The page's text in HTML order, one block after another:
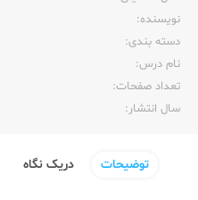
نویسنده:‌
دسته بندی:
نام درس:
تعداد صفحات:‌
سال انتشار:‌
توضیحات دریک نگاه